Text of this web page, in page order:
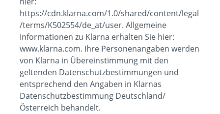
https://cdn.klarna.com/1.0/shared/content/legal
/terms/K502554/de_at/user. Allgemeine
Informationen zu Klarna erhalten Sie hier:
www.klarna.com. Ihre Personenangaben werden
von Klarna in Übereinstimmung mit den
geltenden Datenschutzbestimmungen und
entsprechend den Angaben in Klarnas
Datenschutzbestimmung Deutschland/
Österreich behandelt.